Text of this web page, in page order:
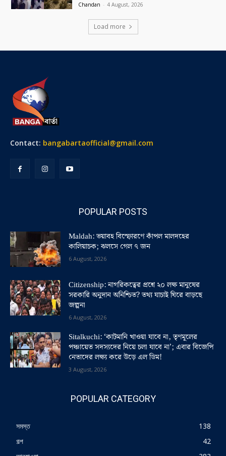
Chandan - 4 August, 2026
Load more
Contact: bangabartaofficial@gmail.com
POPULAR POSTS
Maldah: ভয়াবহ বিস্ফোরণে কাঁপল মালদহের
কালিয়াচক; ঝলসে গেল ৭ জন
6 August, 2026
Citizenship: নাগরিকত্বের প্রশ্নে ২০ লক্ষ মানুষের
সরকারি অনুদান অনিশ্চিত? তথ্য যাচাই ঘিরে বাড়ছে
জল্পনা
6 August, 2026
Sitalkuchi: ‘কাটমানি খাওয়া যাবে না, তৃণমূলের
পঞ্চায়েত সদস্যদের নিয়ে চলা যাবে না’; এবার বিজেপি
নেতাদের লক্ষ্য করে উড়ে এল ডিম!
3 August, 2026
POPULAR CATEGORY
সমস্ত
138
গল্প
42